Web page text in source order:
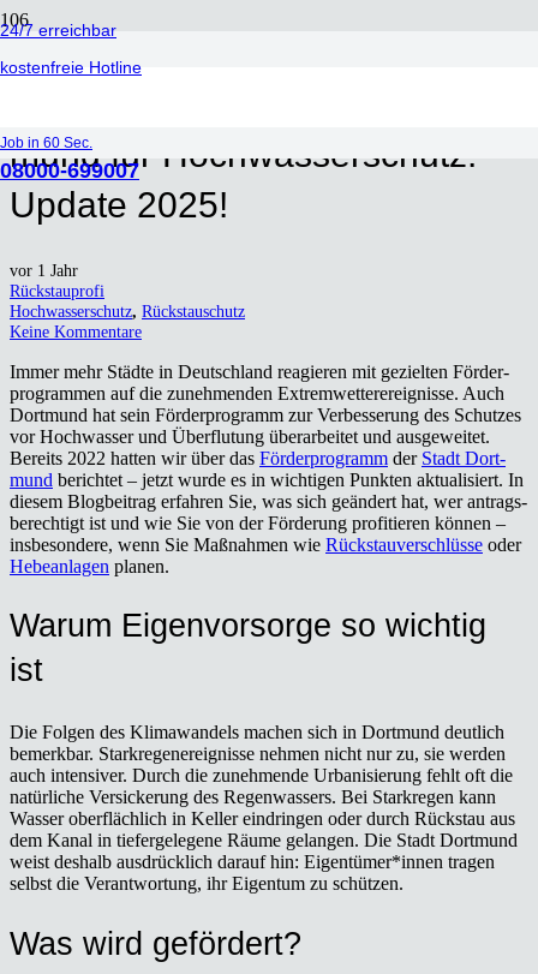
24/7 erreichbar
kostenfreie Hotline
Job in 60 Sec.
08000-699007
mund für Hoch­was­ser­schutz:
Update 2025!
vor 1 Jahr
Rückstauprofi
Hochwasserschutz, Rückstauschutz
Keine Kommentare
Immer mehr Städ­te in Deutsch­land reagie­ren mit geziel­ten För­der­
pro­gram­men auf die zuneh­men­den Extrem­wet­ter­er­eig­nis­se. Auch
Dort­mund hat sein För­der­pro­gramm zur Ver­bes­se­rung des Schut­zes
vor Hoch­was­ser und Über­flu­tung über­ar­bei­tet und aus­ge­wei­tet.
Bereits 2022 hat­ten wir über das För­der­pro­gramm der Stadt Dort­
mund berich­tet – jetzt wur­de es in wich­ti­gen Punk­ten aktua­li­siert. In
die­sem Blog­bei­trag erfah­ren Sie, was sich geän­dert hat, wer antrags­
be­rech­tigt ist und wie Sie von der För­de­rung pro­fi­tie­ren kön­nen –
ins­be­son­de­re, wenn Sie Maß­nah­men wie Rück­stau­ver­schlüs­se oder
Hebe­an­la­gen pla­nen.
War­um Eigen­vor­sor­ge so wich­tig
ist
Die Fol­gen des Kli­ma­wan­dels machen sich in Dort­mund deut­lich
bemerk­bar. Stark­re­gen­er­eig­nis­se neh­men nicht nur zu, sie wer­den
auch inten­si­ver. Durch die zuneh­men­de Urba­ni­sie­rung fehlt oft die
natür­li­che Ver­si­cke­rung des Regen­was­sers. Bei Stark­re­gen kann
Was­ser ober­fläch­lich in Kel­ler ein­drin­gen oder durch Rück­stau aus
dem Kanal in tie­fer­ge­le­ge­ne Räu­me gelan­gen. Die Stadt Dort­mund
weist des­halb aus­drück­lich dar­auf hin: Eigentümer*innen tra­gen
selbst die Ver­ant­wor­tung, ihr Eigen­tum zu schüt­zen.
Was wird geför­dert?